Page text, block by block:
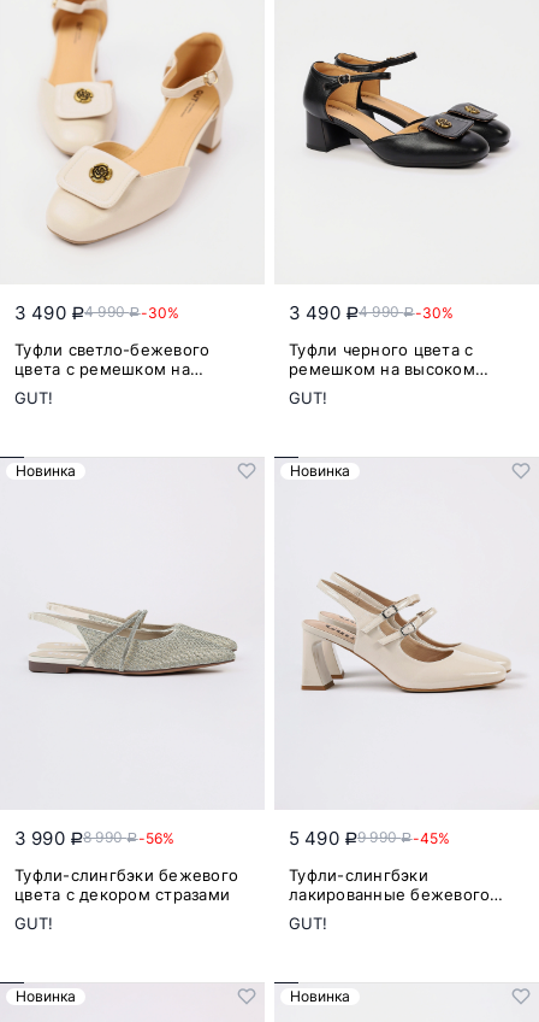
3 490 a4 990a-30%
Туфли светло-бежевого
цвета с ремешком на
высоком каблуке
GUT!
3 490 a4 990a-30%
Туфли черного цвета с
ремешком на высоком
каблуке
GUT!
Новинка
3 990 a8 990a-56%
Туфли-слингбэки бежевого
цвета с декором стразами
GUT!
Новинка
5 490 a9 990a-45%
Туфли-слингбэки
лакированные бежевого
цвета на высоком каблуке
GUT!
Новинка Новинка